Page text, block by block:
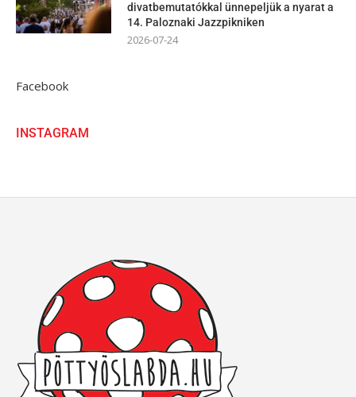
divatbemutatókkal ünnepeljük a nyarat a
14. Paloznaki Jazzpikniken
2026-07-24
Facebook
INSTAGRAM